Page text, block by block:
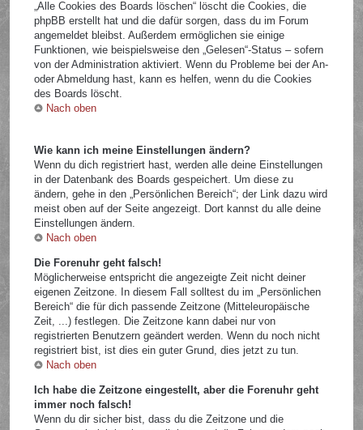
„Alle Cookies des Boards löschen“ löscht die Cookies, die
phpBB erstellt hat und die dafür sorgen, dass du im Forum
angemeldet bleibst. Außerdem ermöglichen sie einige
Funktionen, wie beispielsweise den „Gelesen“-Status – sofern
von der Administration aktiviert. Wenn du Probleme bei der An-
oder Abmeldung hast, kann es helfen, wenn du die Cookies
des Boards löscht.
Nach oben
Wie kann ich meine Einstellungen ändern?
Wenn du dich registriert hast, werden alle deine Einstellungen
in der Datenbank des Boards gespeichert. Um diese zu
ändern, gehe in den „Persönlichen Bereich“; der Link dazu wird
meist oben auf der Seite angezeigt. Dort kannst du alle deine
Einstellungen ändern.
Nach oben
Die Forenuhr geht falsch!
Möglicherweise entspricht die angezeigte Zeit nicht deiner
eigenen Zeitzone. In diesem Fall solltest du im „Persönlichen
Bereich“ die für dich passende Zeitzone (Mitteleuropäische
Zeit, ...) festlegen. Die Zeitzone kann dabei nur von
registrierten Benutzern geändert werden. Wenn du noch nicht
registriert bist, ist dies ein guter Grund, dies jetzt zu tun.
Nach oben
Ich habe die Zeitzone eingestellt, aber die Forenuhr geht
immer noch falsch!
Wenn du dir sicher bist, dass du die Zeitzone und die